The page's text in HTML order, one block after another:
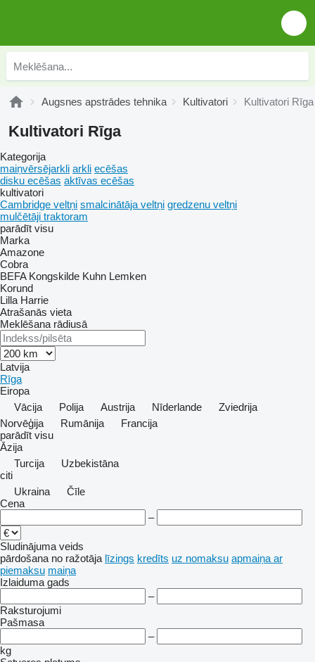
Augsnes apstrādes tehnika Kultivatori Kultivatori Rīga
Kultivatori Rīga
Kategorija
maiņvērsējarkli arkli ecēšas
disku ecēšas aktīvas ecēšas
kultivatori
Cambridge veltņi smalcinātāja veltņi gredzenu veltņi
mulčētāji traktoram
parādīt visu
Marka
Amazone
Cobra
BEFA Kongskilde Kuhn Lemken
Korund
Lilla Harrie
Atrašanās vieta
Meklēšana rādiusā
Latvija
Rīga
Eiropa
Vācija
Polija Austrija Nīderlande
Zviedrija
Norvēģija
Rumānija
Francija
parādīt visu
Āzija
Turcija
Uzbekistāna
citi
Ukraina
Čīle
Cena
–
Sludinājuma veids
pārdošana no ražotāja līzings kredīts uz nomaksu apmaiņa ar
piemaksu maiņa
Izlaiduma gads
–
Raksturojumi
Pašmasa
–
kg